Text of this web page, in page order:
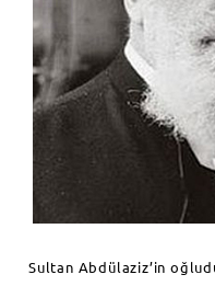
Sultan Abdülaziz’in